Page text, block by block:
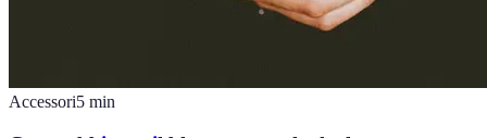
Accessori5 min